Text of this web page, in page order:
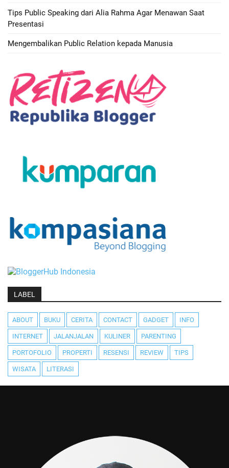
Tips Public Speaking dari Alia Rahma Agar Menawan Saat
Presentasi
Mengembalikan Public Relation kepada Manusia
LABEL
ABOUT BUKU CERITA CONTACT GADGET INFO
INTERNET JALANJALAN KULINER PARENTING
PORTOFOLIO PROPERTI RESENSI REVIEW TIPS
WISATA LITERASI